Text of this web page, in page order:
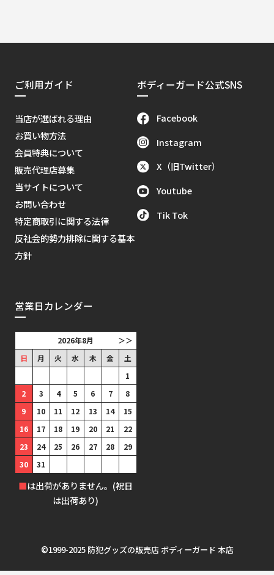
ご利用ガイド
当店が選ばれる理由
お買い物方法
会員特典について
販売代理店募集
当サイトについて
お問い合わせ
特定商取引に関する法律
反社会的勢力排除に関する基本
方針
ボディーガード公式SNS
Facebook
Instagram
X（旧Twitter）
Youtube
Tik Tok
営業日カレンダー
＞＞
2026年8月
日
月 火 水 木 金
土
1
2
3 4 5 6 7
8
9
10 11 12 13 14
15
16
17 18 19 20 21
22
23
24 25 26 27 28
29
30
31
■は出荷がありません。(祝日
は出荷あり)
©1999-2025 防犯グッズの販売店 ボディーガード 本店